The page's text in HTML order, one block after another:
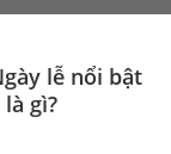
lễ nổi bật
gì?